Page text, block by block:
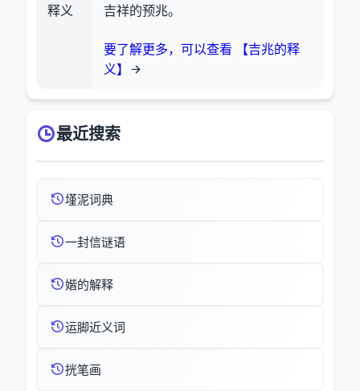
释义
吉祥的预兆。
要了解更多，可以查看 【吉兆的释
义】
最近搜索
墐泥词典
一封信谜语
媘的解释
运脚近义词
挄笔画